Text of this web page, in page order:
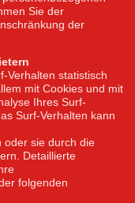
Sie der
der
Verhalten statistisch
mit Cookies und mit
Ihres Surf-
Surf-Verhalten kann
oder sie durch die
Detaillierte
folgenden